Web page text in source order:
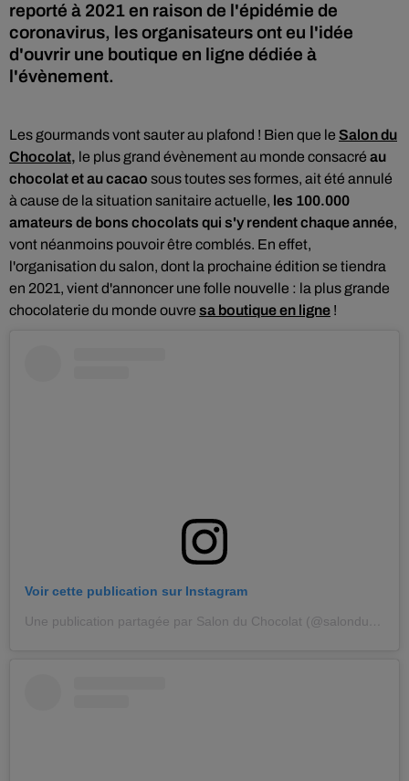
reporté à 2021 en raison de l'épidémie de
coronavirus, les organisateurs ont eu l'idée
d'ouvrir une boutique en ligne dédiée à
l'évènement.
Les gourmands vont sauter au plafond ! Bien que le Salon du
Chocolat, le plus grand évènement au monde consacré au
chocolat et au cacao sous toutes ses formes, ait été annulé
à cause de la situation sanitaire actuelle, les 100.000
amateurs de bons chocolats qui s'y rendent chaque année,
vont néanmoins pouvoir être comblés. En effet,
l'organisation du salon, dont la prochaine édition se tiendra
en 2021, vient d'annoncer une folle nouvelle : la plus grande
chocolaterie du monde ouvre sa boutique en ligne !
Voir cette publication sur Instagram